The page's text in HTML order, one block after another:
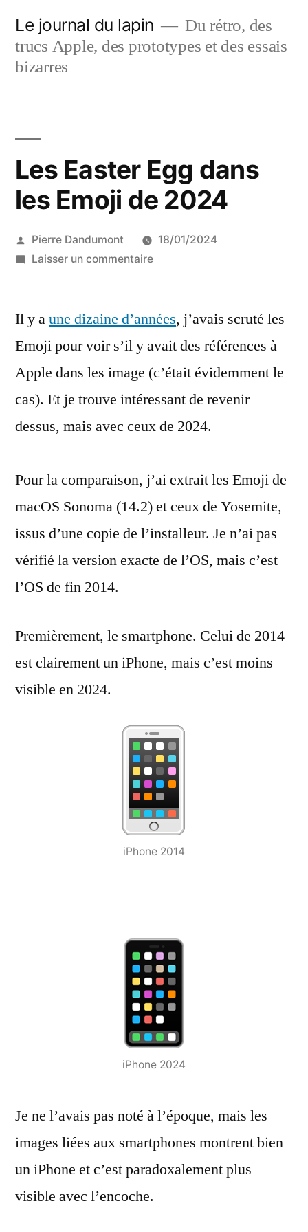
contenu
Le journal du lapin
Du rétro, des
trucs Apple, des prototypes et des essais
bizarres
Les Easter Egg dans
les Emoji de 2024
Publié
par
Pierre Dandumont
18/01/2024
Laisser un commentairesur
Egg
les
Emoji
Il y aune dizaine d’années, j’avais scruté les
Emoji pour voir s’il y avait des références à
Apple dans les image (c’était évidemment le
cas). Et je trouve intéressant de revenir
dessus, mais avec ceux de 2024.
Pour la comparaison, j’ai extrait les Emoji de
macOS Sonoma (14.2) et ceux de Yosemite,
issus d’une copie de l’installeur. Je n’ai pas
vérifié la version exacte de l’OS, mais c’est
l’OS de fin 2014.
Premièrement, le smartphone. Celui de 2014
est clairement un iPhone, mais c’est moins
visible en 2024.
iPhone 2014
iPhone 2024
Je ne l’avais pas noté à l’époque, mais les
images liées aux smartphones montrent bien
un iPhone et c’est paradoxalement plus
visible avec l’encoche.